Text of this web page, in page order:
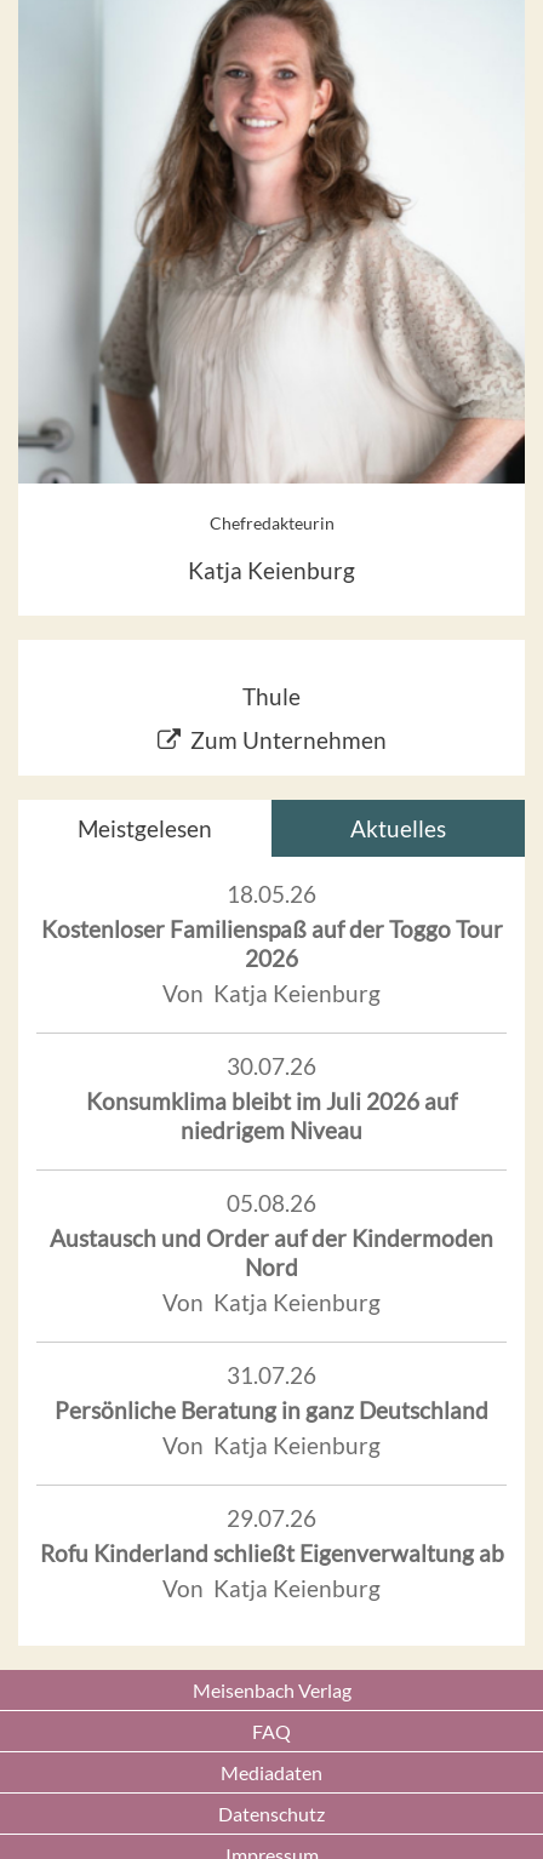
Chefredakteurin
Katja Keienburg
Thule
Zum Unternehmen
Meistgelesen Aktuelles
18.05.26
Kostenloser Familienspaß auf der Toggo Tour
2026
Von Katja Keienburg
30.07.26
Konsumklima bleibt im Juli 2026 auf
niedrigem Niveau
05.08.26
Austausch und Order auf der Kindermoden
Nord
Von Katja Keienburg
31.07.26
Persönliche Beratung in ganz Deutschland
Von Katja Keienburg
29.07.26
Rofu Kinderland schließt Eigenverwaltung ab
Von Katja Keienburg
Meisenbach Verlag
FAQ
Mediadaten
Datenschutz